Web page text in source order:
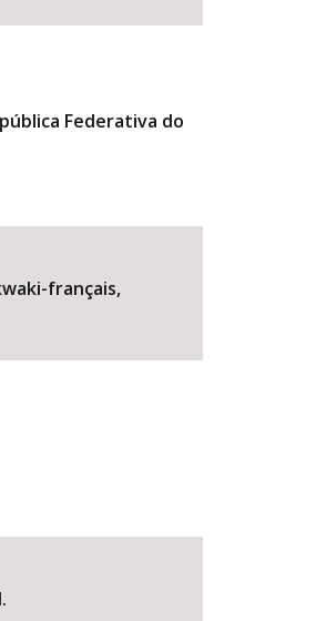
Federativa do
français,